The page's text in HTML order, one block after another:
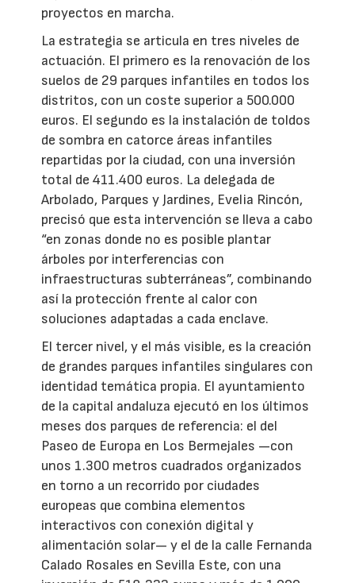
proyectos en marcha.
La estrategia se articula en tres niveles de
actuación. El primero es la renovación de los
suelos de 29 parques infantiles en todos los
distritos, con un coste superior a 500.000
euros. El segundo es la instalación de toldos
de sombra en catorce áreas infantiles
repartidas por la ciudad, con una inversión
total de 411.400 euros. La delegada de
Arbolado, Parques y Jardines, Evelia Rincón,
precisó que esta intervención se lleva a cabo
“en zonas donde no es posible plantar
árboles por interferencias con
infraestructuras subterráneas”, combinando
así la protección frente al calor con
soluciones adaptadas a cada enclave.
El tercer nivel, y el más visible, es la creación
de grandes parques infantiles singulares con
identidad temática propia. El ayuntamiento
de la capital andaluza ejecutó en los últimos
meses dos parques de referencia: el del
Paseo de Europa en Los Bermejales —con
unos 1.300 metros cuadrados organizados
en torno a un recorrido por ciudades
europeas que combina elementos
interactivos con conexión digital y
alimentación solar— y el de la calle Fernanda
Calado Rosales en Sevilla Este, con una